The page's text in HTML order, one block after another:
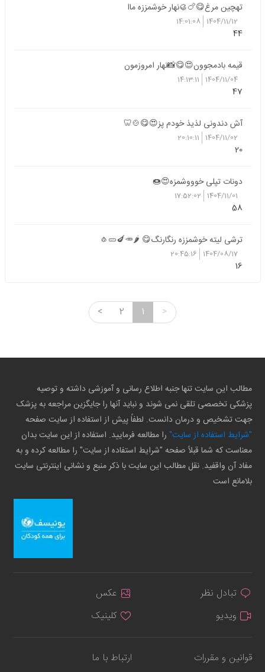
تهچین مرغ😋🍗🥮نهار خوشمززه ماا
1404/11/12
14:01:08
44
قیمه بادمجوون😍😋📸نهار امروزمون
1404/11/04
14:13:11
47
آش دندونی لذیذ خودم پز😍😋🍲🦷
1404/11/02
20:10:11
20
دونات تپلی خوووشمزه😍🍩
1404/11/01
17:52:02
58
ترشی لیته خوشمززه رنگارنگ😋 🌶️🥕🍆🥒🧄
1404/08/17
20:45:16
16
>
1
2
<
مطالب این سایت تنها جنبه اطلاع رسانی و آموزشی داشته و توصیه
پزشکی تخصصی تلقی نمی شوند و نباید آنها را جایگزین مراجعه به پزشک
جهت تشخیص و درمان دانست. لطفاً پیش از استفاده از سایت صفحه
"شرایط استفاده از سایت" را مطالعه فرمایید. استفاده از این سایت بدان
معناست که شما قبلاً صفحه "شرایط استفاده از سایت" را مطالعه کرده و به
مفاد آن واقفید. نقل مطالب این سایت با ذکر منبع و نشانی اینترنتی سایت
بلامانع است
تبادل نظر
عکس
ویدیو
کلینیک
قوانین و مقررات ارتباط با ما